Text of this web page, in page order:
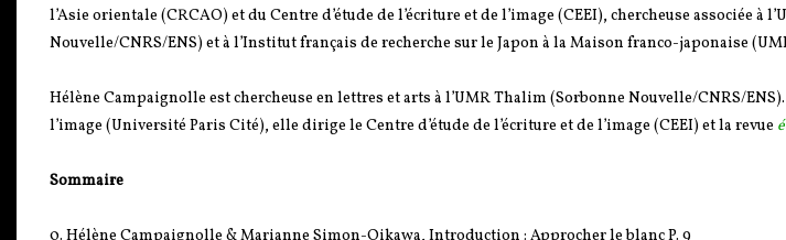
l’Asie orientale (CRCAO) et du Centre d’étude de l’écriture et de l’image (CEEI), chercheuse associée à
Nouvelle/CNRS/ENS) et à l’Institut français de recherche sur le Japon à la Maison franco-japonaise
Hélène Campaignolle est chercheuse en lettres et arts à l’UMR Thalim (Sorbonne Nouvelle/CNRS/
l’image (Université Paris Cité), elle dirige le Centre d’étude de l’écriture et de l’image (CEEI) et la revue
Sommaire